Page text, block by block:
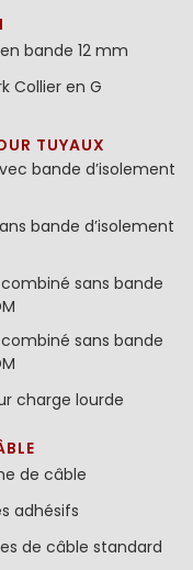
bande 12 mm
Collier en G
TUYAUX
bande d’isolement
bande d’isolement
sans bande
sans bande
charge lourde
de câble
adhésifs
de câble standard